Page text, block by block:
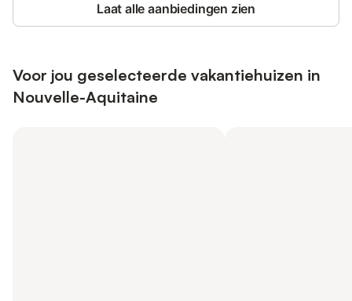
Laat alle aanbiedingen zien
Voor jou geselecteerde vakantiehuizen in
Nouvelle-Aquitaine